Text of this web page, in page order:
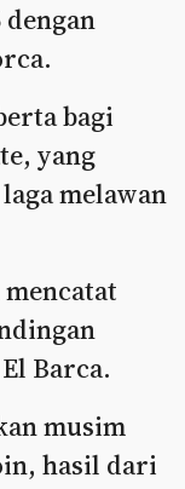
dengan
bagi
yang
melawan
Barca.
musim
hasil dari